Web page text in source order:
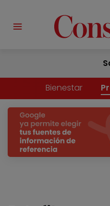
Bienestar